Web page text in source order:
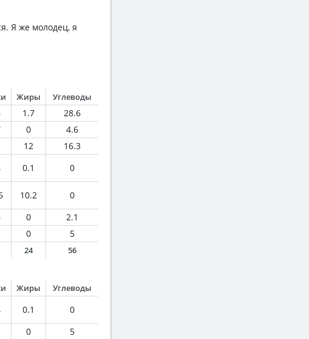
Я же молодец, я
Жиры Углеводы
1.7
28.6
0
4.6
12
16.3
0.1
0
10.2
0
0
2.1
0
5
24 56
Жиры Углеводы
0.1
0
0 5